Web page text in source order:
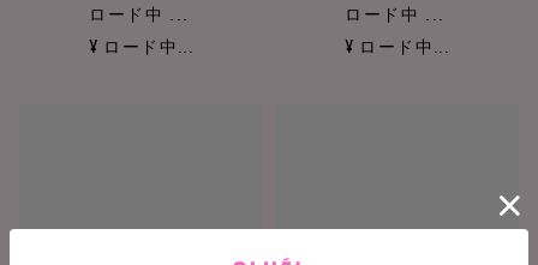
ロード中 ...
¥ ロード中...
ロード中 ...
¥ ロード中...